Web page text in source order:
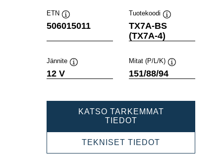
ETN
Työkaluvihje
506015011
Tuotekoodi
TX7A-BS
(TX7A-4)
Jännite
12 V
Mitat (P/L/K)
151/88/94
KATSO TARKEMMAT
TIEDOTPOWERSPORTS
506015011
TEKNISET TIEDOT